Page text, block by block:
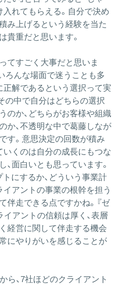
入れてもらえる。自分で決め
み上げるという経験を当た
貴重だと思います。
てすごく大事だと思いま
ろんな場面で迷うことも多
正解であるという選択って実
の中で自分はどちらの選択
のか、どちらがお客様や組織
か、不透明な中で葛藤しなが
す。意思決定の回数が積み
いくのは自分の成長にもつな
面白いとも思っています。
にするか、どういう事業計
イアントの事業の根幹を担う
伴走できる点ですかね。『ゼ
イアントの信頼は厚く、表層
経営に関して伴走する機会
にやりがいを感じることが
ら、7社ほどのクライアント